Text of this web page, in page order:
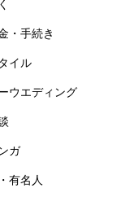
・手続き
イル
ウエディング
ガ
有名人